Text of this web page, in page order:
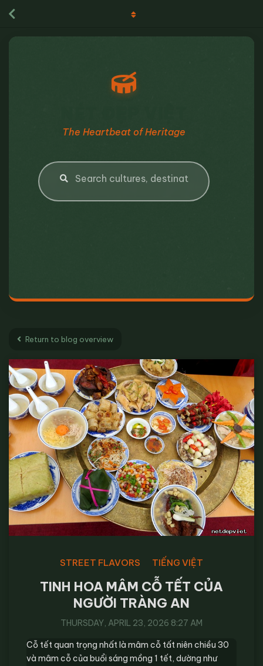
The Heartbeat of Heritage
Return to blog overview
STREET FLAVORS TIẾNG VIỆT
TINH HOA MÂM CỖ TẾT CỦA
NGƯỜI TRÀNG AN
THURSDAY, APRIL 23, 2026 8:27 AM
Cỗ tết quan trọng nhất là mâm cỗ tất niên chiều 30
và mâm cỗ của buổi sáng mồng 1 tết, dường như